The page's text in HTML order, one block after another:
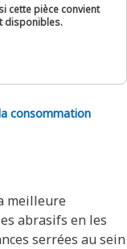
cette pièce convient
disponibles.
consommation
meilleure
abrasifs en les
serrées au sein